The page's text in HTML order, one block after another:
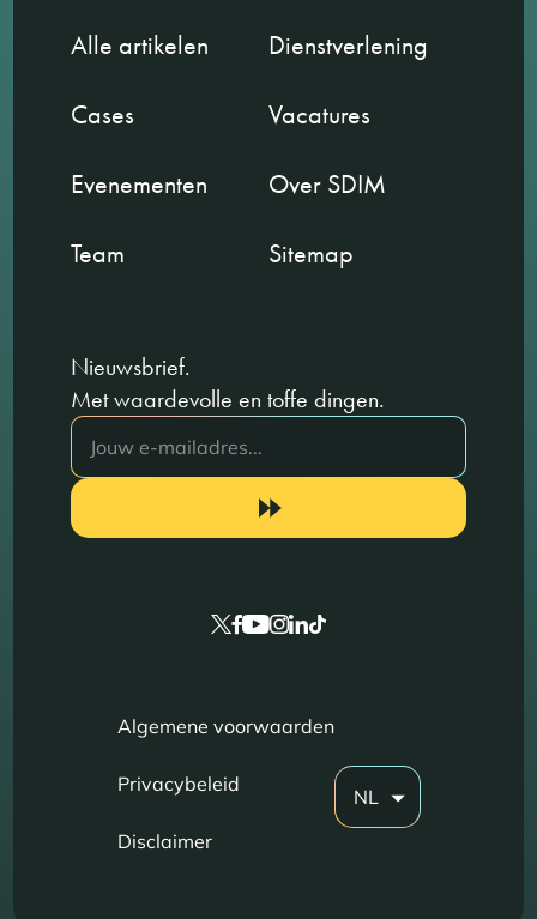
Alle artikelen
Dienstverlening
Cases
Vacatures
Evenementen
Over SDIM
Team
Sitemap
Nieuwsbrief.
Met waardevolle en toffe dingen.
Algemene voorwaarden
Privacybeleid
Disclaimer
NL